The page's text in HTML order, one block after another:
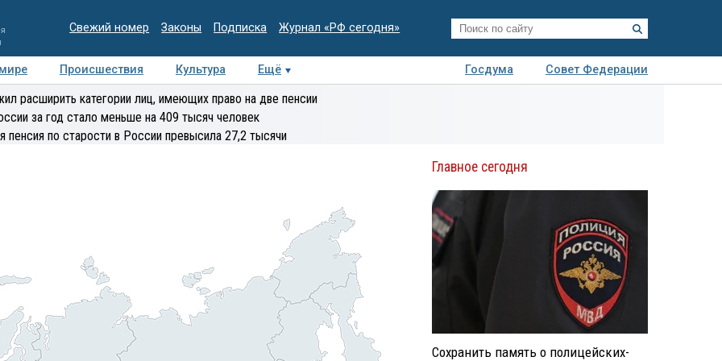
Свежий номер Законы Подписка Журнал «РФ сегодня»
Происшествия Культура Ещё Госдума
Совет Федерации
Медиацентр
Интервью Колумнисты
Деловая
расширить категории лиц, имеющих право на две пенсии
за год стало меньше на 409 тысяч человек
пенсия по старости в России превысила 27,2 тысячи
Главное сегодня
Сохранить память о полицейских-